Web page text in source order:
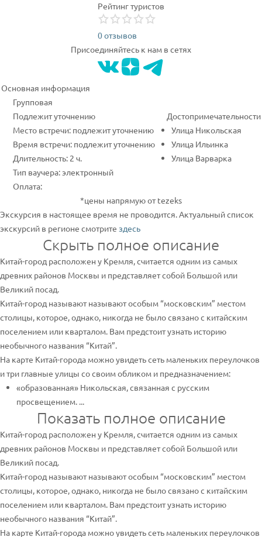
Рейтинг туристов
0 отзывов
Присоединяйтесь к нам в сетях
Основная информация
Групповая
Подлежит уточнению
Место встречи: подлежит уточнению
Время встречи: подлежит уточнению
Длительность: 2 ч.
Тип ваучера: электронный
Оплата:
Достопримечательности
Улица Никольская
Улица Ильинка
Улица Варварка
*цены напрямую от tezeks
Экскурсия в настоящее время не проводится. Актуальный список
экскурсий в регионе смотрите здесь
Скрыть полное описание
Китай-город расположен у Кремля, считается одним из самых
древних районов Москвы и представляет собой Большой или
Великий посад.
Китай-город называют называют особым “московским” местом
столицы, которое, однако, никогда не было связано с китайским
поселением или кварталом. Вам предстоит узнать историю
необычного названия “Китай”.
На карте Китай-города можно увидеть сеть маленьких переулочков
и три главные улицы со своим обликом и предназначением:
«образованная» Никольская, связанная с русским
просвещением. ...
Показать полное описание
Китай-город расположен у Кремля, считается одним из самых
древних районов Москвы и представляет собой Большой или
Великий посад.
Китай-город называют называют особым “московским” местом
столицы, которое, однако, никогда не было связано с китайским
поселением или кварталом. Вам предстоит узнать историю
необычного названия “Китай”.
На карте Китай-города можно увидеть сеть маленьких переулочков